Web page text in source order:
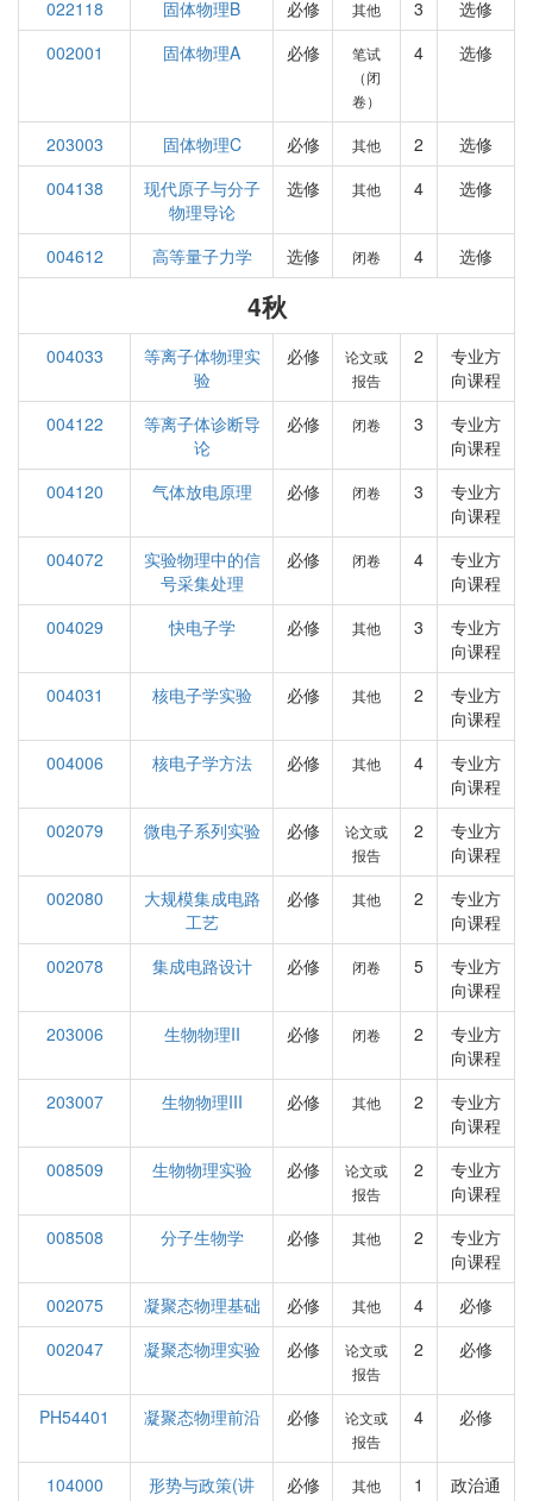
022118 固体物理B 必修 其他 3
选修
002001
固体物理A 必修
笔试
（闭
卷）
4 选修
203003 固体物理C 必修 其他 2
选修
004138
现代原子与分子
物理导论
选修 其他 4 选修
004612 高等量子力学 选修 闭卷 4 选修
4秋
004033
等离子体物理实
验
必修
论文或
报告
2
专业方
向课程
004122
等离子体诊断导
论
必修 闭卷 3
专业方
向课程
004120
气体放电原理 必修 闭卷 3
专业方
向课程
004072
实验物理中的信
号采集处理
必修 闭卷 4
专业方
向课程
004029
快电子学 必修 其他 3
专业方
向课程
004031
核电子学实验 必修 其他 2
专业方
向课程
004006
核电子学方法 必修 其他 4
专业方
向课程
002079
微电子系列实验 必修
论文或
报告
2
专业方
向课程
002080
大规模集成电路
工艺
必修 其他 2
专业方
向课程
002078
集成电路设计 必修 闭卷 5
专业方
向课程
203006
生物物理II 必修 闭卷 2
专业方
向课程
203007
生物物理III 必修 其他 2
专业方
向课程
008509
生物物理实验 必修
论文或
报告
2
专业方
向课程
008508
分子生物学 必修 其他 2
专业方
向课程
002075
凝聚态物理基础 必修 其他 4
必修
002047
凝聚态物理实验 必修
论文或
报告
2 必修
PH54401 凝聚态物理前沿 必修
论文或
报告
4 必修
104000
形势与政策(讲
必修 其他 1
政治通